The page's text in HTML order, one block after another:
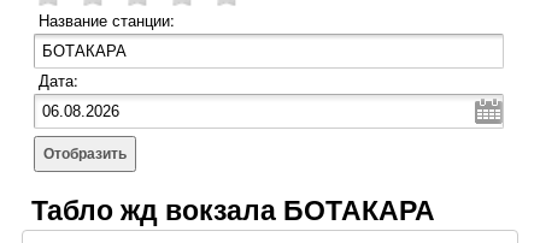
Название станции:
Дата:
Отобразить
Табло жд вокзала БОТАКАРА